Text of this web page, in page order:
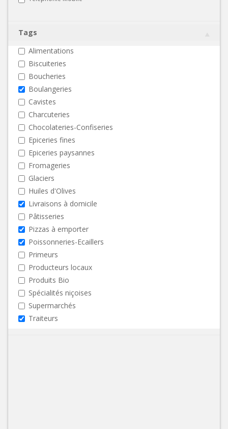
Tags
Alimentations
Biscuiteries
Boucheries
Boulangeries
Cavistes
Charcuteries
Chocolateries-Confiseries
Epiceries fines
Epiceries paysannes
Fromageries
Glaciers
Huiles d'Olives
Livraisons à domicile
Pâtisseries
Pizzas à emporter
Poissonneries-Ecaillers
Primeurs
Producteurs locaux
Produits Bio
Spécialités niçoises
Supermarchés
Traiteurs